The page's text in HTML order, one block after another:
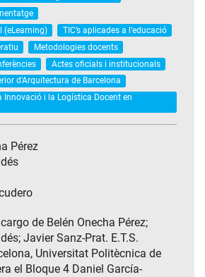
(eLearning)
TIC’s aplicades a l’educació
Metodologies docents
Actes oficials i institucionals
d'Arquitectura de Barcelona
Innovació i la Logística Docent en
Pérez
de Belén Onecha Pérez;
Javier Sanz-Prat. E.T.S.
Universitat Politècnica de
el Bloque 4 Daniel García-